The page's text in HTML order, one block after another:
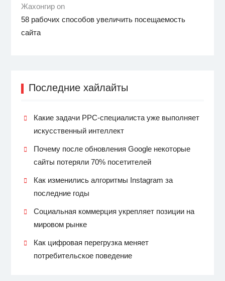
Жахонгир on
58 рабочих способов увеличить посещаемость
сайта
Последние хайлайты
Какие задачи PPC-специалиста уже выполняет
искусственный интеллект
Почему после обновления Google некоторые
сайты потеряли 70% посетителей
Как изменились алгоритмы Instagram за
последние годы
Социальная коммерция укрепляет позиции на
мировом рынке
Как цифровая перегрузка меняет
потребительское поведение